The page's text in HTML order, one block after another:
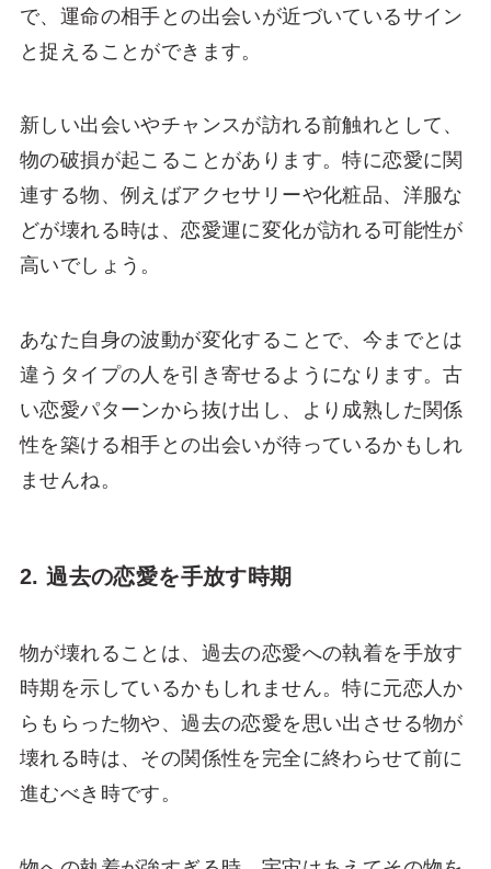
で、運命の相手との出会いが近づいているサイン
と捉えることができます。
新しい出会いやチャンスが訪れる前触れとして、
物の破損が起こることがあります。特に恋愛に関
連する物、例えばアクセサリーや化粧品、洋服な
どが壊れる時は、恋愛運に変化が訪れる可能性が
高いでしょう。
あなた自身の波動が変化することで、今までとは
違うタイプの人を引き寄せるようになります。古
い恋愛パターンから抜け出し、より成熟した関係
性を築ける相手との出会いが待っているかもしれ
ませんね。
2. 過去の恋愛を手放す時期
物が壊れることは、過去の恋愛への執着を手放す
時期を示しているかもしれません。特に元恋人か
らもらった物や、過去の恋愛を思い出させる物が
壊れる時は、その関係性を完全に終わらせて前に
進むべき時です。